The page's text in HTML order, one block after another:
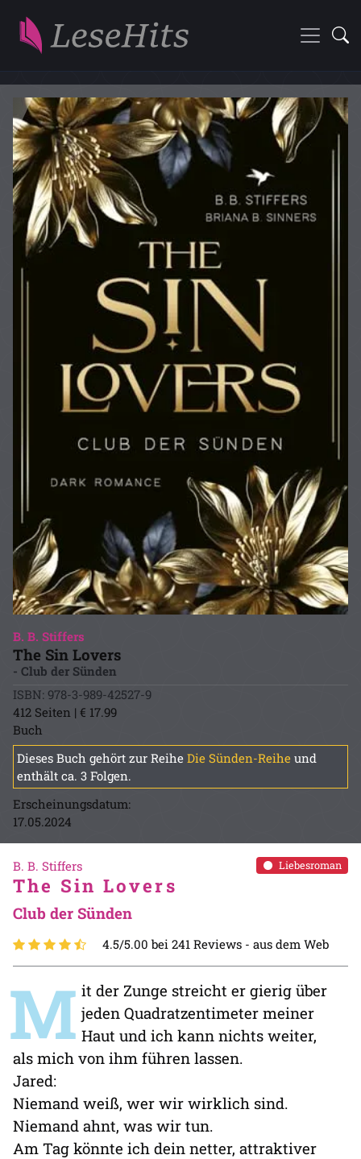
B. B. Stiffers
The Sin Lovers
- Club der Sünden
ISBN: 978-3-989-42527-9
412 Seiten | € 17.99
Buch
Dieses Buch gehört zur Reihe Die Sünden-Reihe und
enthält ca. 3 Folgen.
Erscheinungsdatum:
17.05.2024
Liebesroman
B. B. Stiffers
The Sin Lovers
Club der Sünden
4.5/5.00 bei 241 Reviews - aus dem Web
M it der Zunge streicht er gierig über
jeden Quadratzentimeter meiner
Haut und ich kann nichts weiter,
als mich von ihm führen lassen.
Jared:
Niemand weiß, wer wir wirklich sind.
Niemand ahnt, was wir tun.
Am Tag könnte ich dein netter, attraktiver